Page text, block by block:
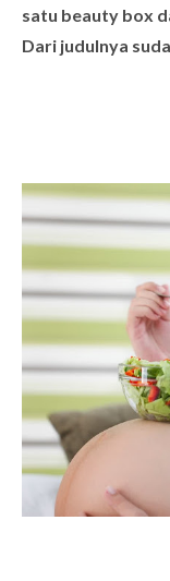
satu beauty box
Dari judulnya